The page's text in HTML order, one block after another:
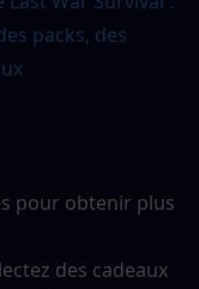
packs, des
pour obtenir plus
des cadeaux